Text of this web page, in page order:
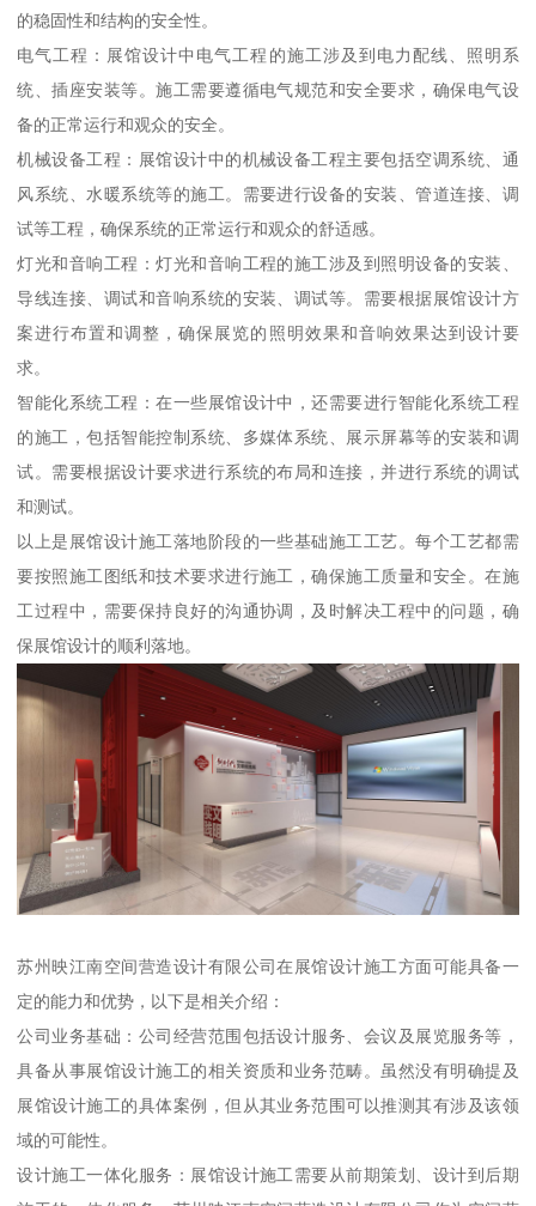
的稳固性和结构的安全性。
电气工程：展馆设计中电气工程的施工涉及到电力配线、照明系
统、插座安装等。施工需要遵循电气规范和安全要求，确保电气设
备的正常运行和观众的安全。
机械设备工程：展馆设计中的机械设备工程主要包括空调系统、通
风系统、水暖系统等的施工。需要进行设备的安装、管道连接、调
试等工程，确保系统的正常运行和观众的舒适感。
灯光和音响工程：灯光和音响工程的施工涉及到照明设备的安装、
导线连接、调试和音响系统的安装、调试等。需要根据展馆设计方
案进行布置和调整，确保展览的照明效果和音响效果达到设计要
求。
智能化系统工程：在一些展馆设计中，还需要进行智能化系统工程
的施工，包括智能控制系统、多媒体系统、展示屏幕等的安装和调
试。需要根据设计要求进行系统的布局和连接，并进行系统的调试
和测试。
以上是展馆设计施工落地阶段的一些基础施工工艺。每个工艺都需
要按照施工图纸和技术要求进行施工，确保施工质量和安全。在施
工过程中，需要保持良好的沟通协调，及时解决工程中的问题，确
保展馆设计的顺利落地。
苏州映江南空间营造设计有限公司在展馆设计施工方面可能具备一
定的能力和优势，以下是相关介绍：
公司业务基础：公司经营范围包括设计服务、会议及展览服务等，
具备从事展馆设计施工的相关资质和业务范畴。虽然没有明确提及
展馆设计施工的具体案例，但从其业务范围可以推测其有涉及该领
域的可能性。
设计施工一体化服务：展馆设计施工需要从前期策划、设计到后期